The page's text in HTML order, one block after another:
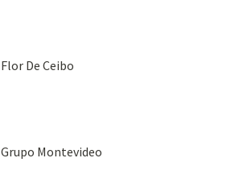
Flor De Ceibo
Grupo Montevideo